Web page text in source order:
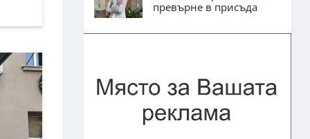
превърне в присъда